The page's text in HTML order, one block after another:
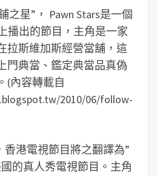
之星”， Pawn Stars是一個
播出的節目，主角是一家
拉斯維加斯經營當舖，這
門典當、鑑定典當品真偽
(內容轉載自
2010/06/follow-
香港電視節目將之翻譯為”
的真人秀電視節目。主角